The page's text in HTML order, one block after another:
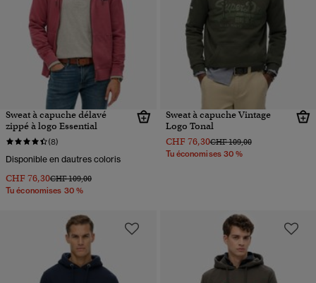
Sweat à capuche délavé
zippé à logo Essential
(8)
Disponible en dautres coloris
CHF 76,30Prix réduit de
CHF 109,00à
Tu économises 30 %
Sweat à capuche Vintage
Logo Tonal
CHF 76,30Prix réduit de
CHF 109,00à
Tu économises 30 %